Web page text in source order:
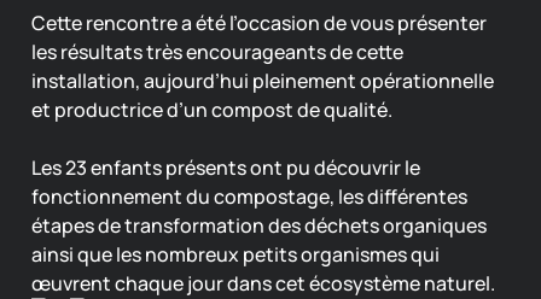
Cette rencontre a été l’occasion de vous présenter
les résultats très encourageants de cette
installation, aujourd’hui pleinement opérationnelle
et productrice d’un compost de qualité.
Les 23 enfants présents ont pu découvrir le
fonctionnement du compostage, les différentes
étapes de transformation des déchets organiques
ainsi que les nombreux petits organismes qui
œuvrent chaque jour dans cet écosystème naturel.